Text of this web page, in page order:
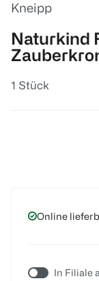
Kneipp
Naturkind
1 Stück
Online
In Filiale